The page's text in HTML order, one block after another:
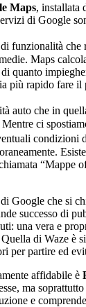
Maps, installata
di Google
funzionalità che
Maps
quanto
più rapido fare il
auto che in
ci
“Mappe
Google che si
successo di
una vera e
di Waze è
per partire ed
affidabile è
ma
e